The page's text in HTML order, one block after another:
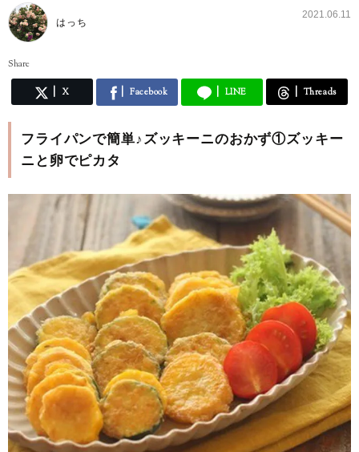
はっち
2021.06.11
Share
X Facebook LINE Threads
フライパンで簡単♪ズッキーニのおかず①ズッキー
ニと卵でピカタ